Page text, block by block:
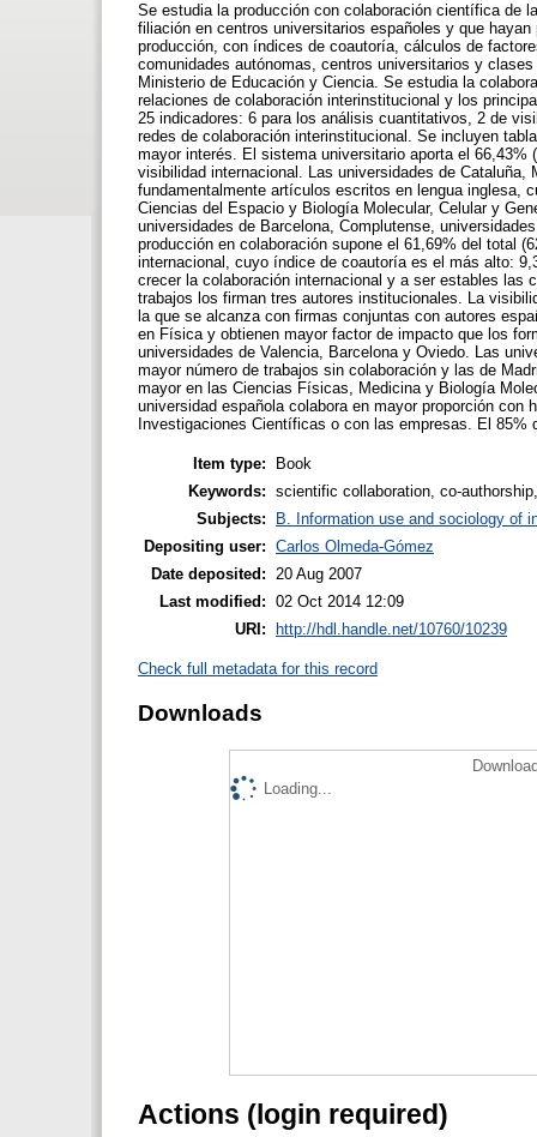
Se estudia la producción con colaboración científica de
filiación en centros universitarios españoles y que
producción, con índices de coautoría, cálculos de
comunidades autónomas, centros universitarios y
Ministerio de Educación y Ciencia. Se estudia la
relaciones de colaboración interinstitucional y los
25 indicadores: 6 para los análisis cuantitativos, 2 de
redes de colaboración interinstitucional. Se incluyen
mayor interés. El sistema universitario aporta el
visibilidad internacional. Las universidades de
fundamentalmente artículos escritos en lengua
Ciencias del Espacio y Biología Molecular, Celular y
universidades de Barcelona, Complutense,
producción en colaboración supone el 61,69% del total
internacional, cuyo índice de coautoría es el más alto:
crecer la colaboración internacional y a ser estables las
trabajos los firman tres autores institucionales. La
la que se alcanza con firmas conjuntas con autores
en Física y obtienen mayor factor de impacto que los
universidades de Valencia, Barcelona y Oviedo. Las
mayor número de trabajos sin colaboración y las de
mayor en las Ciencias Físicas, Medicina y Biología
universidad española colabora en mayor proporción
Investigaciones Científicas o con las empresas. El
Item type:
Book
Keywords: scientific collaboration, co-
Subjects:
B. Information use and sociology of
Depositing user: Carlos Olmeda-Gómez
Date deposited:
20 Aug 2007
Last modified: 02 Oct 2014 12:09
URI:
http://hdl.handle.net/10760/10239
Check full metadata for this record
Downloads
Loading...
Actions (login required)